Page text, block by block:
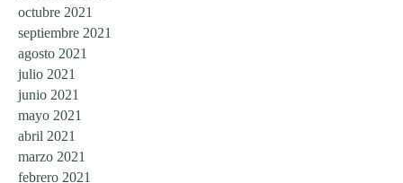
octubre 2021
septiembre 2021
agosto 2021
julio 2021
junio 2021
mayo 2021
abril 2021
marzo 2021
febrero 2021